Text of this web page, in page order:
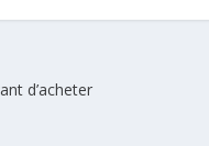
d’acheter